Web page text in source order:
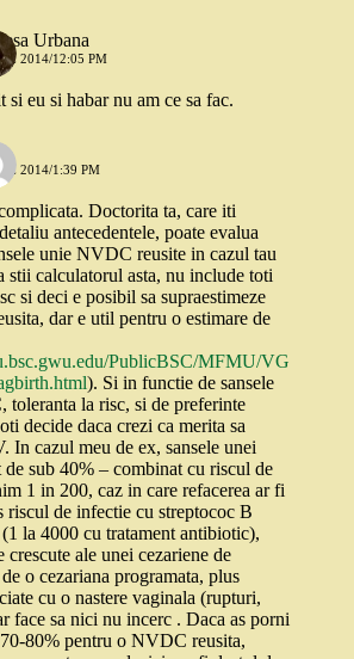
Urbana
2014/12:05 PM
si eu si habar nu am ce sa fac.
2014/1:39 PM
Doctorita ta, care iti
antecedentele, poate evalua
unie NVDC reusite in cazul tau
stii calculatorul asta, nu include toti
si deci e posibil sa supraestimeze
dar e util pentru o estimare de
PublicBSC/MFMU/VG
). Si in functie de sansele
la risc, si de preferinte
decide daca crezi ca merita sa
In cazul meu de ex, sansele unei
sub 40% – combinat cu riscul de
1 in 200, caz in care refacerea ar fi
riscul de infectie cu streptococ B
la 4000 cu tratament antibiotic),
crescute ale unei cezariene de
o cezariana programata, plus
cu o nastere vaginala (rupturi,
face sa nici nu incerc . Daca as porni
70-80% pentru o NVDC reusita,